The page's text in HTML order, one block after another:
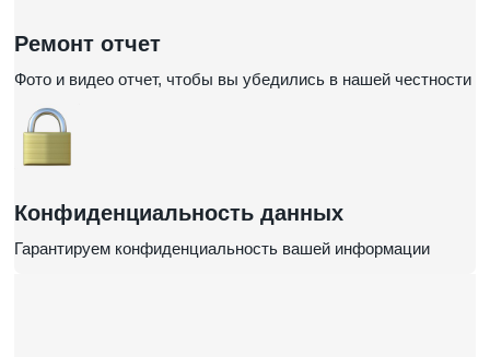
Ремонт отчет
Фото и видео отчет, чтобы вы убедились в нашей честности
Конфиденциальность данных
Гарантируем конфиденциальность вашей информации